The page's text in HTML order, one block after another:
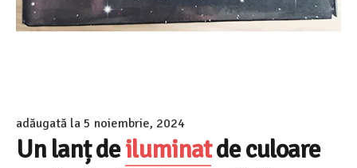
adăugată la 5 noiembrie, 2024
Un lanț deiluminatde culoare